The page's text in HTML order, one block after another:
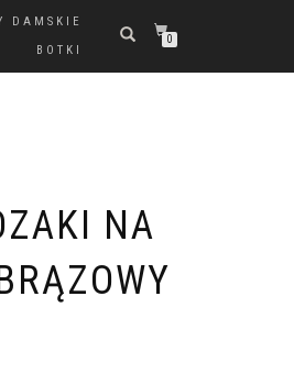
DAMSKIE
BOTKI
0
NA